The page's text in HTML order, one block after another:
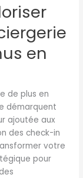
en
de plus en
démarquent
ajoutée aux
des check-in
votre
pour